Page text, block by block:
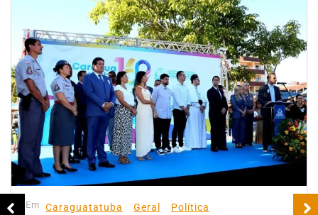
Em Caraguatatuba Geral Política